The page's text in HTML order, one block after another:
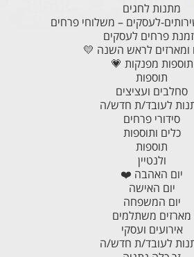
מתנות לחגים
לעסקים – משלוחי פרחים
פרחים לעסקים
ומארזים לראש השנה 💛
תוספות מפנקות 💗
תוספות
סחלבים ועציצים
לעובד/ת חדש/ה
סידורי פרחים
כלים ותוספות
תוספות
ולנטיין
יום האהבה ❤️
יום האישה
יום המשפחה
מארזים משתלמים
אירועים ועסקי
לעובד/ת חדש/ה